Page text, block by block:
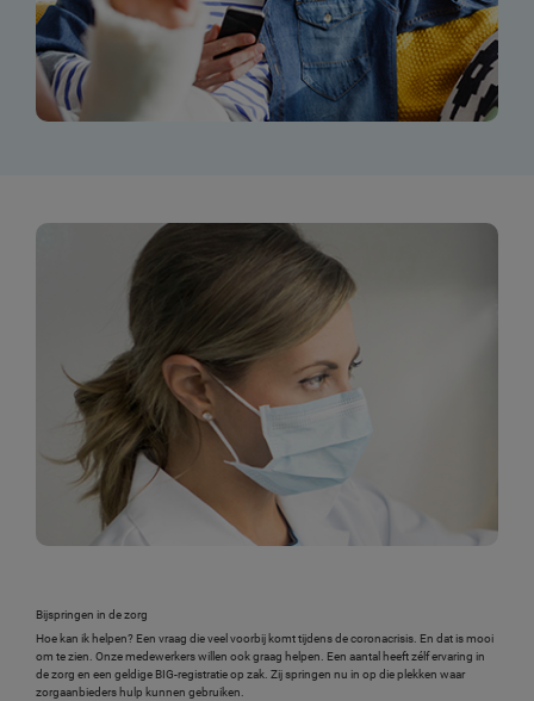
Bijspringen in de zorg
Hoe kan ik helpen? Een vraag die veel voorbij komt tijdens de coronacrisis. En dat is mooi
om te zien. Onze medewerkers willen ook graag helpen. Een aantal heeft zélf ervaring in
de zorg en een geldige BIG-registratie op zak. Zij springen nu in op die plekken waar
zorgaanbieders hulp kunnen gebruiken.